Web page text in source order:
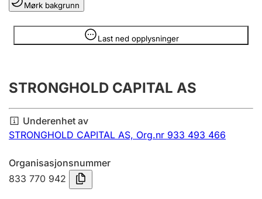
Lag og forening
Registrere, endre, slette
Årsregnskap
Innsending og forsinkelsesgebyr
Tinglysing
Mørk bakgrunn
Last ned opplysninger
Opplysninger er skjult
STRONGHOLD CAPITAL AS
Underenhet av
STRONGHOLD CAPITAL AS, Org.nr 933 493 466
Organisasjonsnummer
833 770 942